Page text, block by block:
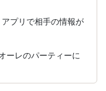
プリで相手の情報が
ーレのパーティーに